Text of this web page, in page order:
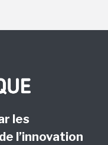
les
l’innovation